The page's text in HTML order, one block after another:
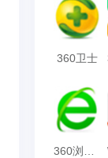
360卫士